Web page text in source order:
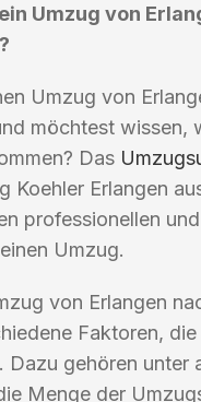
Umzug von
Umzug von
möchtest wissen,
Das
Koehler Erlangen
professionellen
Umzug.
von Erlangen
Faktoren,
Dazu gehören unter
Menge der